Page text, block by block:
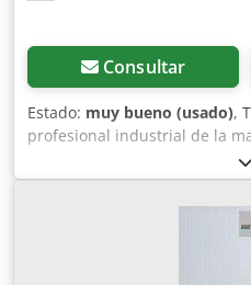
Consultar
Estado: muy bueno (usado),
profesional industrial de la
para uso continuo en líneas
producción. Equipo de
producto de consumo
Datos e información: • Modelo: